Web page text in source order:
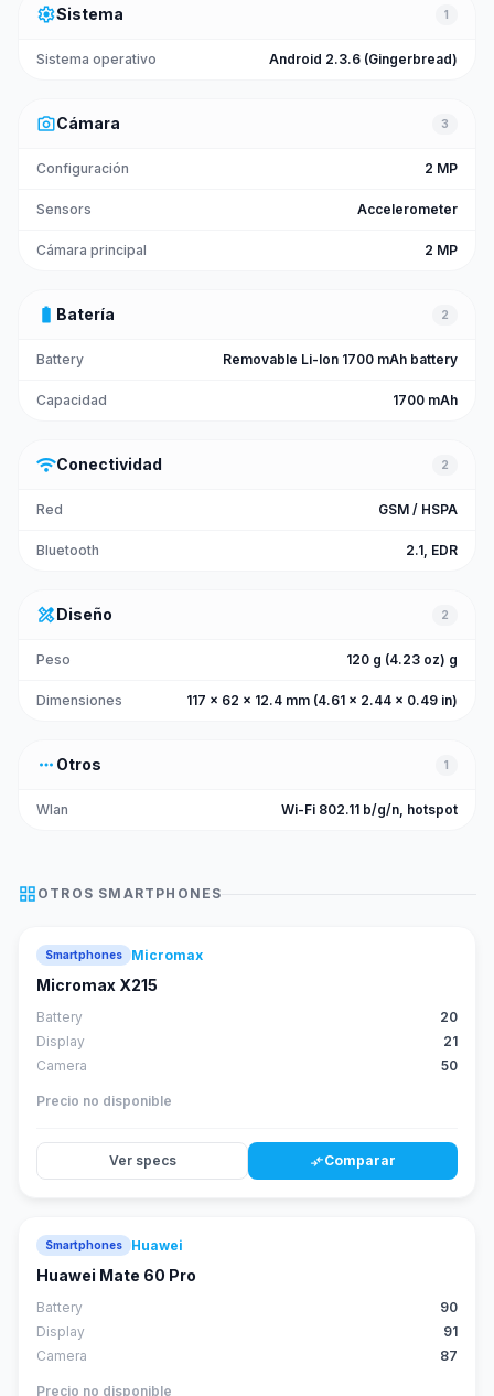
settingsSistema 1
Sistema operativo Android 2.3.6 (Gingerbread)
photo_cameraCámara 3
Configuración 2 MP
Sensors Accelerometer
Cámara principal 2 MP
battery_full Batería 2
Battery Removable Li-Ion 1700 mAh battery
Capacidad 1700 mAh
wifiConectividad 2
Red GSM / HSPA
Bluetooth 2.1, EDR
design_servicesDiseño 2
Peso 120 g (4.23 oz) g
Dimensiones 117 x 62 x 12.4 mm (4.61 x 2.44 x 0.49 in)
more_horiz Otros 1
Wlan Wi-Fi 802.11 b/g/n, hotspot
grid_view OTROS SMARTPHONES
Smartphones Micromax
Micromax X215
Battery
20
Display
21
Camera
50
Precio no disponible
Ver specs compare_arrowsComparar
Smartphones Huawei
Huawei Mate 60 Pro
Battery
90
Display
91
Camera
87
Precio no disponible